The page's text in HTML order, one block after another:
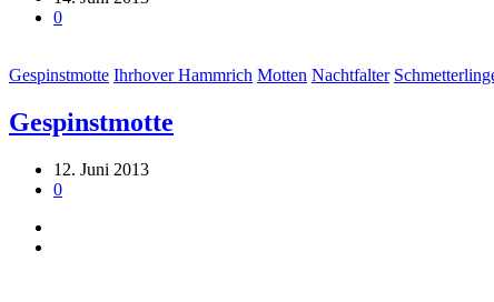
0
Gespinstmotte Ihrhover Hammrich Motten Nachtfalter
Gespinstmotte
12. Juni 2013
0